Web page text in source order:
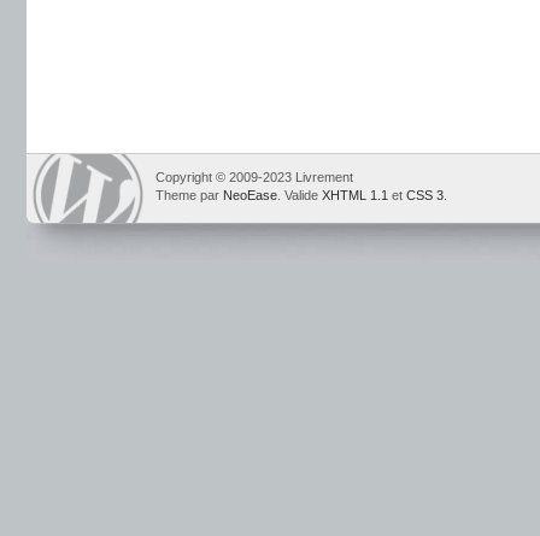
Copyright © 2009-2023 Livrement
Theme par NeoEase . Valide XHTML 1.1 et CSS 3